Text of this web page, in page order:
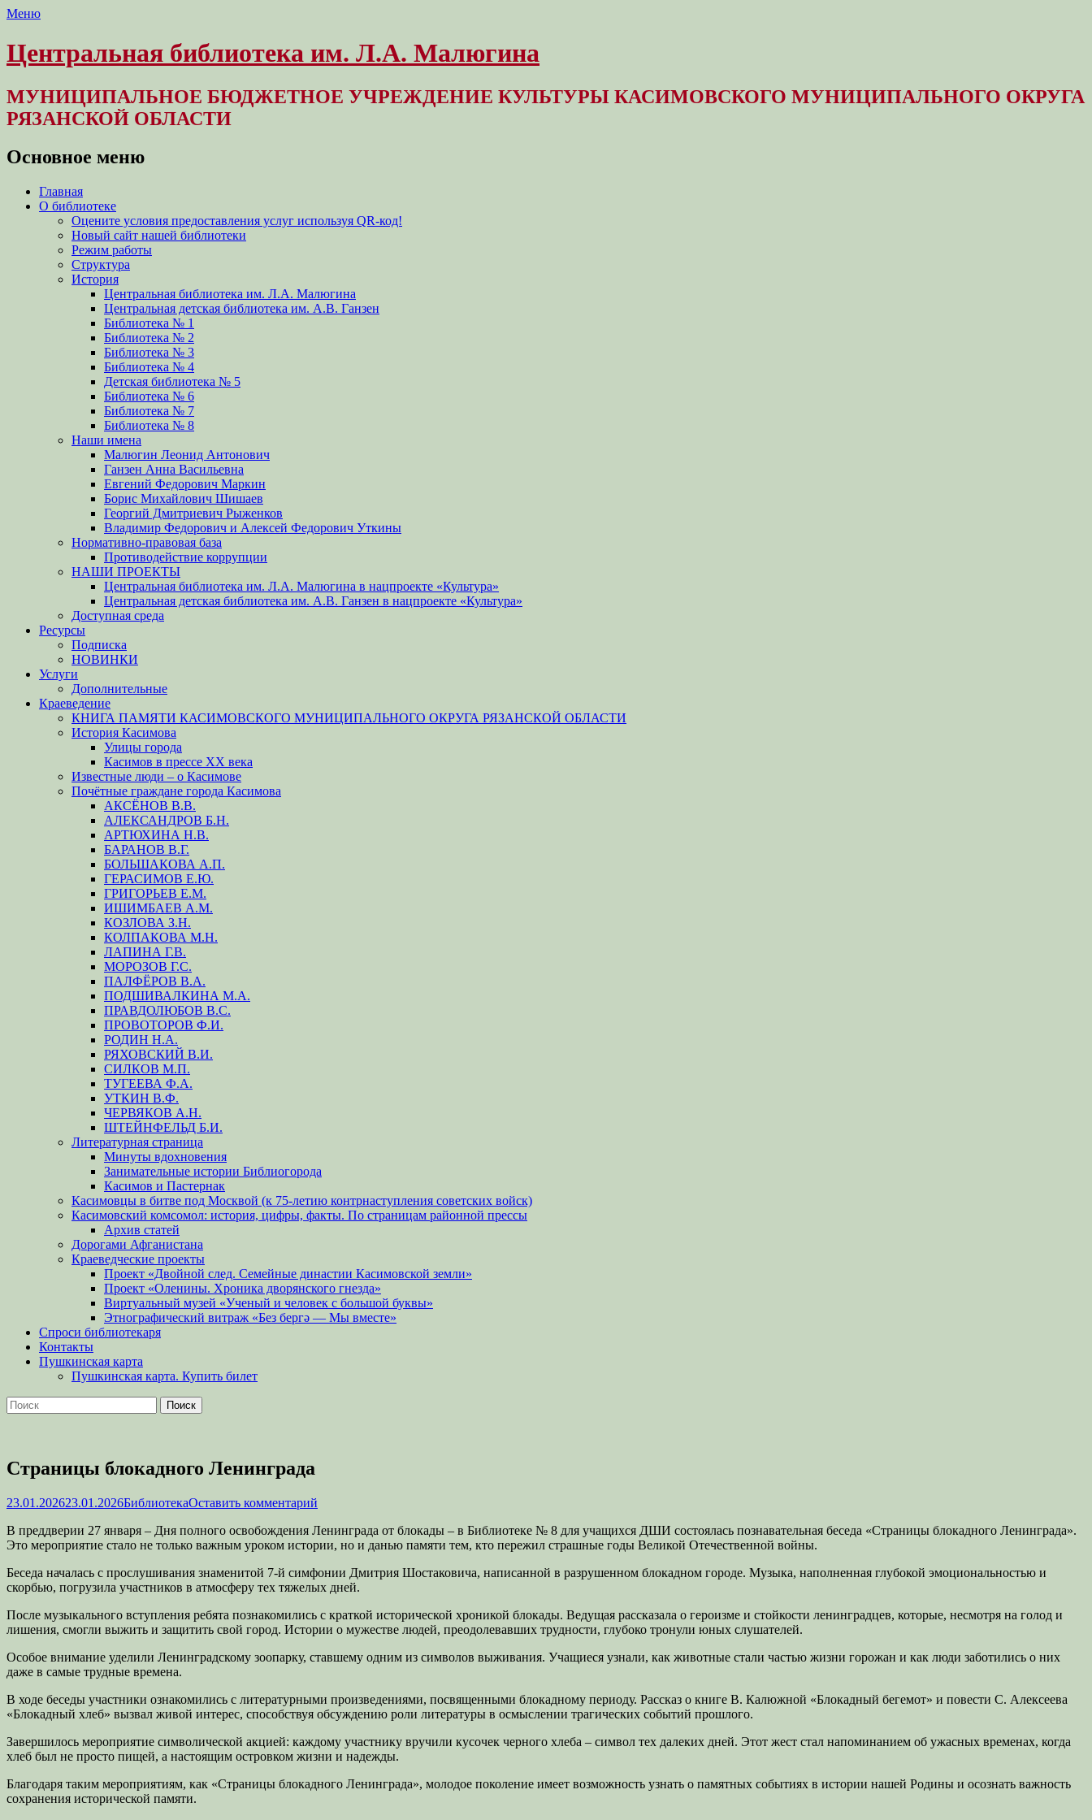
Меню
Центральная библиотека им. Л.А. Малюгина
МУНИЦИПАЛЬНОЕ БЮДЖЕТНОЕ УЧРЕЖДЕНИЕ КУЛЬТУРЫ КАСИМОВСКОГО МУНИЦИПАЛЬНОГО ОКРУГА
РЯЗАНСКОЙ ОБЛАСТИ
Основное меню
Перейти
содержимому
Главная
О библиотеке
Оцените условия предоставления услуг используя QR-код!
Новый сайт нашей библиотеки
Режим работы
Структура
История
Центральная библиотека им. Л.А. Малюгина
Центральная детская библиотека им. А.В. Ганзен
Библиотека № 1
Библиотека № 2
Библиотека № 3
Библиотека № 4
Детская библиотека № 5
Библиотека № 6
Библиотека № 7
Библиотека № 8
Наши имена
Малюгин Леонид Антонович
Ганзен Анна Васильевна
Евгений Федорович Маркин
Борис Михайлович Шишаев
Георгий Дмитриевич Рыженков
Владимир Федорович и Алексей Федорович Уткины
Нормативно-правовая база
Противодействие коррупции
НАШИ ПРОЕКТЫ
Центральная библиотека им. Л.А. Малюгина в нацпроекте «Культура»
Центральная детская библиотека им. А.В. Ганзен в нацпроекте «Культура»
Доступная среда
Ресурсы
Подписка
НОВИНКИ
Услуги
Дополнительные
Краеведение
КНИГА ПАМЯТИ КАСИМОВСКОГО МУНИЦИПАЛЬНОГО ОКРУГА РЯЗАНСКОЙ ОБЛАСТИ
История Касимова
Улицы города
Касимов в прессе XX века
Известные люди – о Касимове
Почётные граждане города Касимова
АКСЁНОВ В.В.
АЛЕКСАНДРОВ Б.Н.
АРТЮХИНА Н.В.
БАРАНОВ В.Г.
БОЛЬШАКОВА А.П.
ГЕРАСИМОВ Е.Ю.
ГРИГОРЬЕВ Е.М.
ИШИМБАЕВ А.М.
КОЗЛОВА З.Н.
КОЛПАКОВА М.Н.
ЛАПИНА Г.В.
МОРОЗОВ Г.С.
ПАЛФЁРОВ В.А.
ПОДШИВАЛКИНА М.А.
ПРАВДОЛЮБОВ В.С.
ПРОВОТОРОВ Ф.И.
РОДИН Н.А.
РЯХОВСКИЙ В.И.
СИЛКОВ М.П.
ТУГЕЕВА Ф.А.
УТКИН В.Ф.
ЧЕРВЯКОВ А.Н.
ШТЕЙНФЕЛЬД Б.И.
Литературная страница
Минуты вдохновения
Занимательные истории Библиогорода
Касимов и Пастернак
Касимовцы в битве под Москвой (к 75-летию контрнаступления советских войск)
Касимовский комсомол: история, цифры, факты. По страницам районной прессы
Архив статей
Дорогами Афганистана
Краеведческие проекты
Проект «Двойной след. Семейные династии Касимовской земли»
Проект «Оленины. Хроника дворянского гнезда»
Виртуальный музей «Ученый и человек с большой буквы»
Этнографический витраж «Без бергə — Мы вместе»
Спроси библиотекаря
Контакты
Пушкинская карта
Пушкинская карта. Купить билет
Поиск
Найти:
Страницы блокадного Ленинграда
Опубликовано
23.01.202623.01.2026Автор
БиблиотекаОставить комментарий
В преддверии 27 января – Дня полного освобождения Ленинграда от блокады – в Библиотеке № 8 для учащихся ДШИ состоялась познавательная беседа «Страницы блокадного Ленинграда».
Это мероприятие стало не только важным уроком истории, но и данью памяти тем, кто пережил страшные годы Великой Отечественной войны.
Беседа началась с прослушивания знаменитой 7-й симфонии Дмитрия Шостаковича, написанной в разрушенном блокадном городе. Музыка, наполненная глубокой эмоциональностью и
скорбью, погрузила участников в атмосферу тех тяжелых дней.
После музыкального вступления ребята познакомились с краткой исторической хроникой блокады. Ведущая рассказала о героизме и стойкости ленинградцев, которые, несмотря на голод и
лишения, смогли выжить и защитить свой город. Истории о мужестве людей, преодолевавших трудности, глубоко тронули юных слушателей.
Особое внимание уделили Ленинградскому зоопарку, ставшему одним из символов выживания. Учащиеся узнали, как животные стали частью жизни горожан и как люди заботились о них
даже в самые трудные времена.
В ходе беседы участники ознакомились с литературными произведениями, посвященными блокадному периоду. Рассказ о книге В. Калюжной «Блокадный бегемот» и повести С. Алексеева
«Блокадный хлеб» вызвал живой интерес, способствуя обсуждению роли литературы в осмыслении трагических событий прошлого.
Завершилось мероприятие символической акцией: каждому участнику вручили кусочек черного хлеба – символ тех далеких дней. Этот жест стал напоминанием об ужасных временах, когда
хлеб был не просто пищей, а настоящим островком жизни и надежды.
Благодаря таким мероприятиям, как «Страницы блокадного Ленинграда», молодое поколение имеет возможность узнать о памятных событиях в истории нашей Родины и осознать важность
сохранения исторической памяти.